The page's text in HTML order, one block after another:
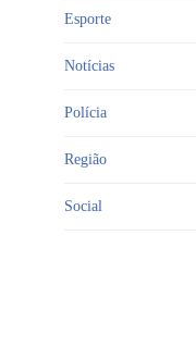
Esporte
Notícias
Polícia
Região
Social